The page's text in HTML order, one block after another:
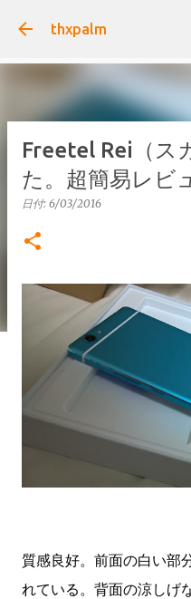
スキップしてメ
thxpalm
Freetel Rei（ス
た。超簡易レビ
日付: 6/03/2016
質感良好。前面の白い部
れている。背面の涼しげ